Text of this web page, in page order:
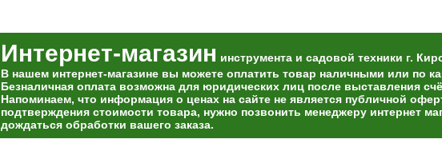
Интернет-магазин инструмента и садовой техники г.
В нашем интернет-магазине вы можете оплатить товар наличными или по
Безналичная оплата возможна для юридических лиц после выставления
Напоминаем, что информация о ценах на сайте не является публичной
подтверждения стоимости товара, нужно позвонить менеджеру интернет
дождаться обработки вашего заказа.